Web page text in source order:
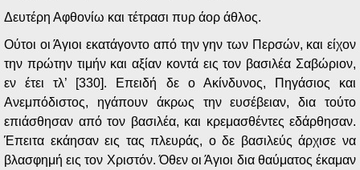
Δευτέρη Αφθονίω και τέτρασι πυρ άορ άθλος.
Ούτοι οι Άγιοι εκατάγοντο από την γην των Περσών, και είχον
την πρώτην τιμήν και αξίαν κοντά εις τον βασιλέα Σαβώριον,
εν έτει τλ’ [330]. Επειδή δε ο Ακίνδυνος, Πηγάσιος και
Ανεμπόδιστος, ηγάπουν άκρως την ευσέβειαν, δια τούτο
επιάσθησαν από τον βασιλέα, και κρεμασθέντες εδάρθησαν.
Έπειτα εκάησαν εις τας πλευράς, ο δε βασιλεύς άρχισε να
βλασφημή εις τον Χριστόν. Όθεν οι Άγιοι δια θαύματος έκαμαν